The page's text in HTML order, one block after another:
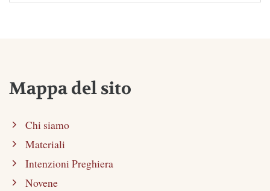
Mappa del sito
Chi siamo
Materiali
Intenzioni Preghiera
Novene